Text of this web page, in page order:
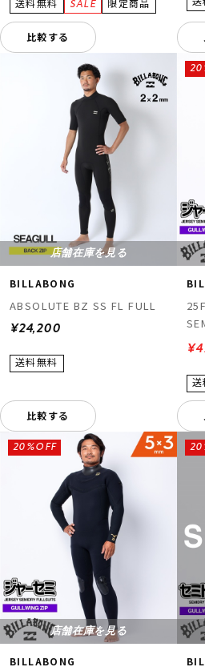
比較する
店舗在庫を見る
BILLABONG
ABSOLUTE BZ SS FL FULL
¥24,200
比較する
店舗在庫を見る
BILLABONG
20%OFF